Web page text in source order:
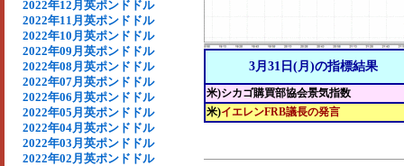
2022年12月英ポンドドル
2022年11月英ポンドドル
2022年10月英ポンドドル
2022年09月英ポンドドル
2022年08月英ポンドドル
2022年07月英ポンドドル
2022年06月英ポンドドル
2022年05月英ポンドドル
2022年04月英ポンドドル
2022年03月英ポンドドル
2022年02月英ポンドドル
3月31日(月)の指標結果
米)シカゴ購買部協会景気指数
米)イエレンFRB議長の発言